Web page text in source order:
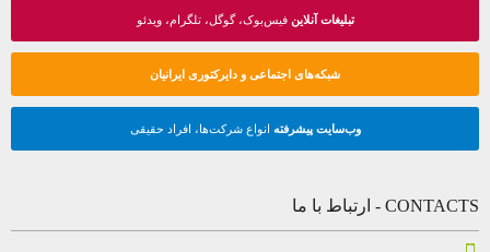
تبلیغات آنلاینفیس‌بوک، گوگل، تلگرام، ویدئو
شبکه‌های اجتماعی و دایرکتوری ایرانیان
وب‌سایت پیشرفته انواع شرکت‌ها، افراد حقیقی
CONTACTS - ارتباط با ما